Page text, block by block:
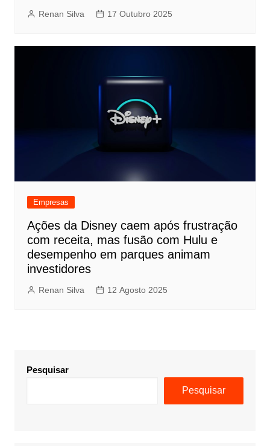
Renan Silva 17 Outubro 2025
Empresas
Ações da Disney caem após frustração
com receita, mas fusão com Hulu e
desempenho em parques animam
investidores
Renan Silva 12 Agosto 2025
Pesquisar
Pesquisar